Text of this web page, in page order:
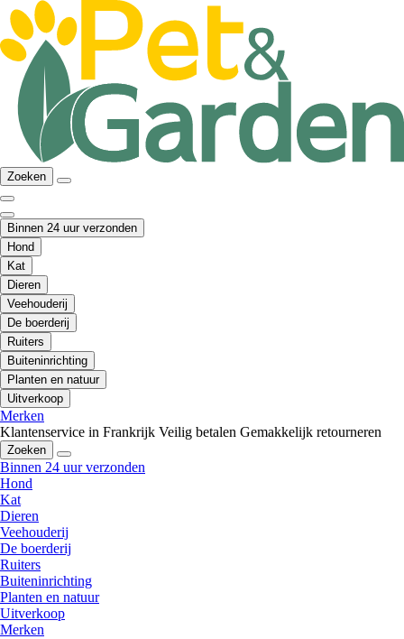
Zoeken
Binnen 24 uur verzonden
Hond
Kat
Dieren
Veehouderij
De boerderij
Ruiters
Buiteninrichting
Planten en natuur
Uitverkoop
Merken
Klantenservice in Frankrijk Veilig betalen Gemakkelijk retourneren
Zoeken
Binnen 24 uur verzonden
Hond
Kat
Dieren
Veehouderij
De boerderij
Ruiters
Buiteninrichting
Planten en natuur
Uitverkoop
Merken